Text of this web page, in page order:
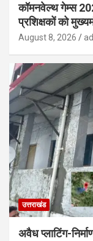
कॉमनवेल्थ गेम्स
प्रशिक्षकों को
August 8, 2026
उत्तराखंड
अवैध प्लाटिंग-